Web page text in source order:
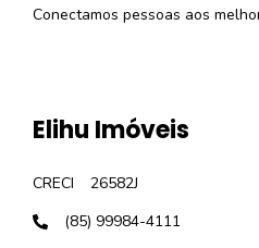
Conectamos pessoas aos
Elihu Imóveis
CRECI
26582J
(85) 99984-4111